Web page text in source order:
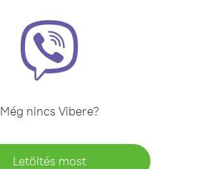
Még nincs Vibere?
Letöltés most